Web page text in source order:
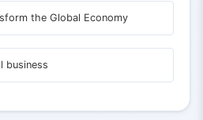
the Global Economy
business